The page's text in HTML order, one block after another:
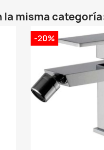
misma
-20%